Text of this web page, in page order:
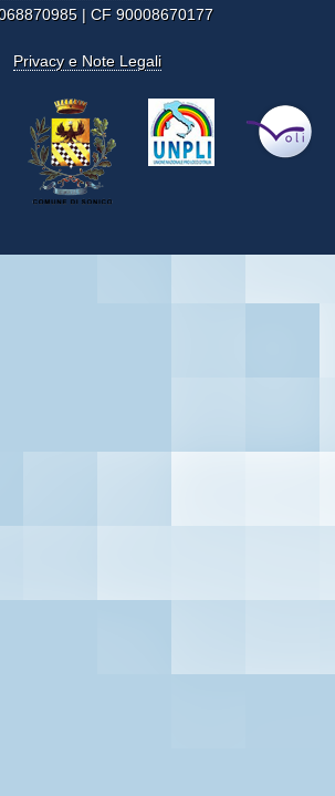
| CF 90008670177
Privacy e Note Legali